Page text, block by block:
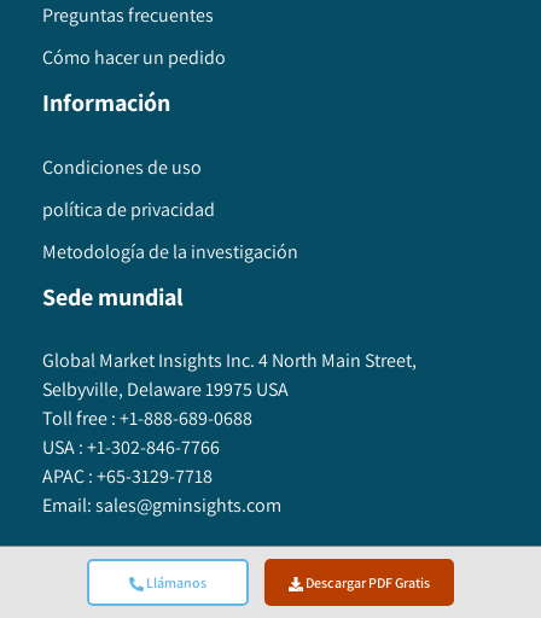
Llámanos Descargar PDF Gratis
Preguntas frecuentes
Cómo hacer un pedido
Información
Condiciones de uso
política de privacidad
Metodología de la investigación
Sede mundial
Global Market Insights Inc. 4 North Main Street,
Selbyville, Delaware 19975 USA
Toll free :+1-888-689-0688
USA :+1-302-846-7766
APAC :+65-3129-7718
Email:sales@gminsights.com